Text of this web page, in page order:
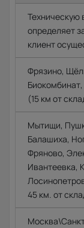
Техническую
определяет
клиент
Фрязино,
(15 км от
Мытищи,
Балашиха,
Фряново,
Ивантеевка,
45 км. от